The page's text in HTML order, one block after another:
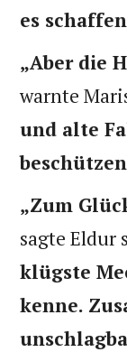
es
„Aber die
warnte
und alte
„Zum
sagte Eldur
klügste
kenne.